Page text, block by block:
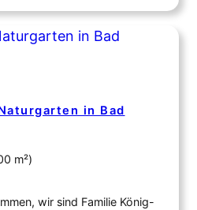
2000 Quadratmetern
Gelegenheit, um Schülern
Wunder der Natur
in diesem…
in Bad
m²)
wir sind Familie König-